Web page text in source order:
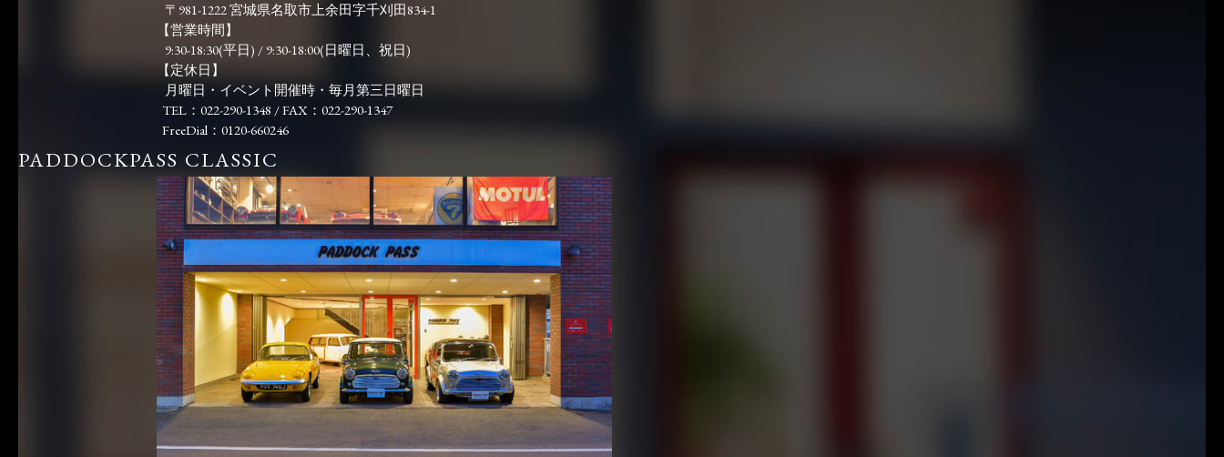
〒981-1222 宮城県名取市上余田字千刈田834-1
【営業時間】
9:30-18:30(平日) / 9:30-18:00(日曜日、祝日)
【定休日】
月曜日・イベント開催時・毎月第三日曜日
TEL：022-290-1348 / FAX：022-290-1347
FreeDial：0120-660246
PADDOCKPASS CLASSIC